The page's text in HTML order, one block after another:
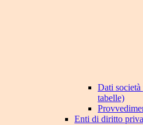
Dati società
tabelle)
Enti di diritto